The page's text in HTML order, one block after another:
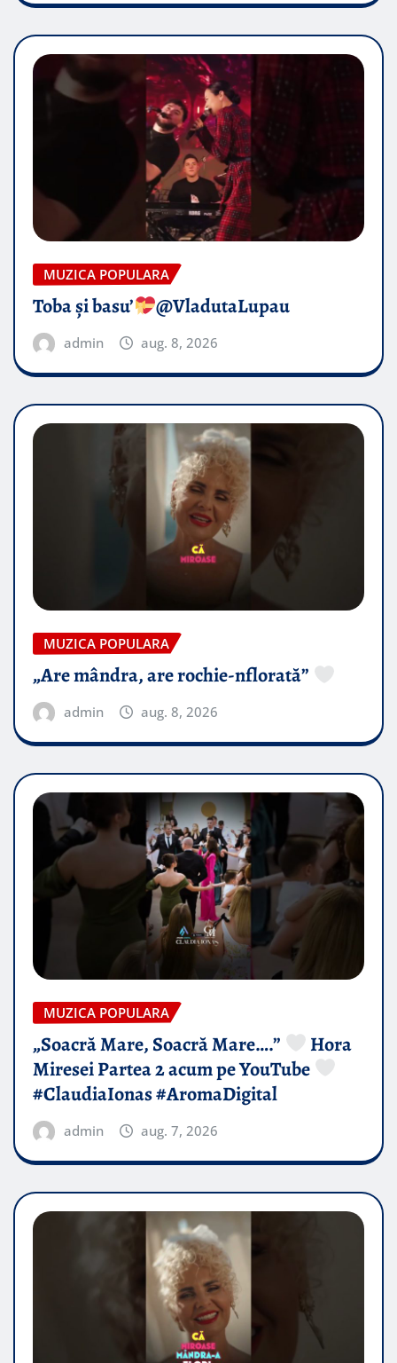
MUZICA POPULARA
Toba și basu’ @VladutaLupau
admin aug. 8, 2026
MUZICA POPULARA
„Are mândra, are rochie-nflorată”
admin aug. 8, 2026
MUZICA POPULARA
„Soacră Mare, Soacră Mare….”
Hora
Miresei Partea 2 acum pe YouTube
#ClaudiaIonas #AromaDigital
admin aug. 7, 2026